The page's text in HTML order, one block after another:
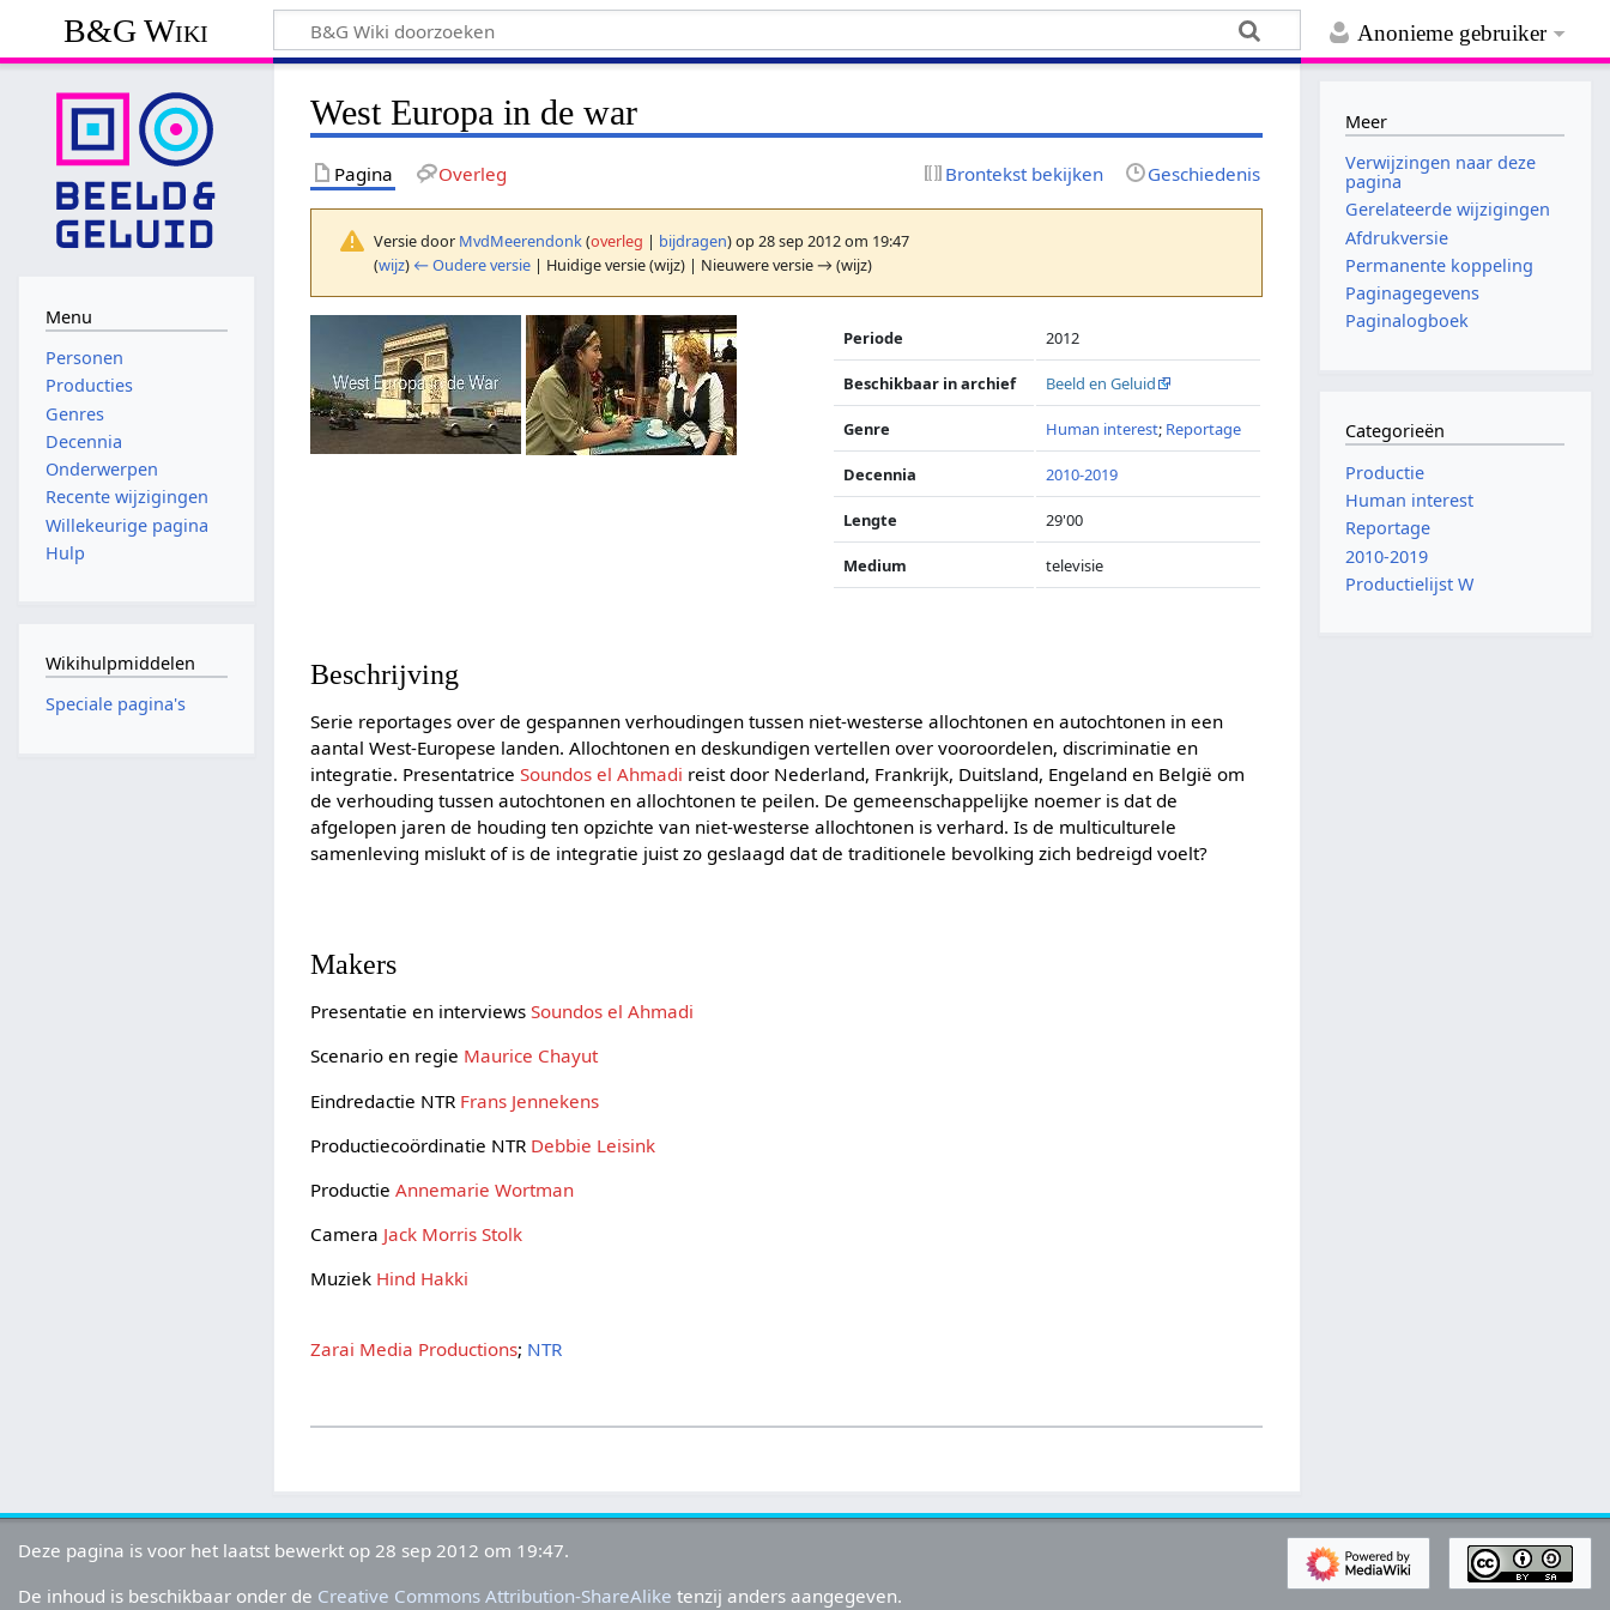
Anonieme gebruiker
B&G Wiki
West Europa in de war
Pagina Overleg Brontekst bekijken Geschiedenis
Versie door MvdMeerendonk(overleg | bijdragen)op 28 sep 2012 om 19:47
(wijz) ← Oudere versie | Huidige versie (wijz) | Nieuwere versie → (wijz)
Periode 2012
Beschikbaar in archief Beeld en Geluid
Genre Human interest; Reportage
Decennia 2010-2019
Lengte 29'00
Medium televisie
Beschrijving
Serie reportages over de gespannen verhoudingen tussen niet-westerse allochtonen en autochtonen in een
aantal West-Europese landen. Allochtonen en deskundigen vertellen over vooroordelen, discriminatie en
integratie. PresentatriceSoundos el Ahmadi reist door Nederland, Frankrijk, Duitsland, Engeland en België om
de verhouding tussen autochtonen en allochtonen te peilen. De gemeenschappelijke noemer is dat de
afgelopen jaren de houding ten opzichte van niet-westerse allochtonen is verhard. Is de multiculturele
samenleving mislukt of is de integratie juist zo geslaagd dat de traditionele bevolking zich bedreigd voelt?
Makers
Presentatie en interviewsSoundos el Ahmadi
Scenario en regie Maurice Chayut
Eindredactie NTR Frans Jennekens
Productiecoördinatie NTR Debbie Leisink
ProductieAnnemarie Wortman
Camera Jack Morris Stolk
Muziek Hind Hakki
Zarai Media Productions; NTR
Menu
Personen
Producties
Genres
Decennia
Onderwerpen
Recente wijzigingen
Willekeurige pagina
Hulp
Wikihulpmiddelen
Speciale pagina's
Meer
Verwijzingen naar deze
pagina
Gerelateerde wijzigingen
Afdrukversie
Permanente koppeling
Paginagegevens
Paginalogboek
Categorieën
Productie
Human interest
Reportage
2010-2019
Productielijst W
Deze pagina is voor het laatst bewerkt op 28 sep 2012 om 19:47.
De inhoud is beschikbaar onder de Creative Commons Attribution-ShareAlike tenzij anders aangegeven.